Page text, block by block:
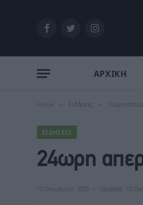
FacebookTwitterInstagram
ΑΡΧΙΚΗ
Home Ειδήσεις 24ωρη
ΕΙΔΉΣΕΙΣ
24ωρη
10 Οκτωβρίου, 2025 Updated: 10